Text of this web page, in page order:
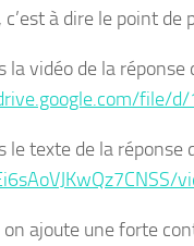
, c’est à dire le point
la vidéo de la réponse
file/d/
le texte de la réponse
ajoute une forte